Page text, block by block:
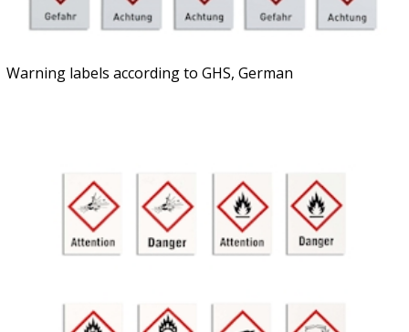
Warning labels according to GHS, German